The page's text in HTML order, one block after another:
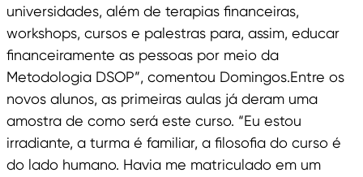
universidades, além de terapias financeiras,
workshops, cursos e palestras para, assim, educar
financeiramente as pessoas por meio da
Metodologia DSOP”, comentou Domingos.Entre os
novos alunos, as primeiras aulas já deram uma
amostra de como será este curso. “Eu estou
irradiante, a turma é familiar, a filosofia do curso é
do lado humano. Havia me matriculado em um